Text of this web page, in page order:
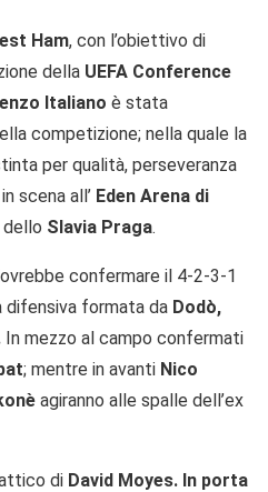
Ham, con l’obiettivo di
della UEFA Conference
Italiano è stata
competizione; nella quale la
per qualità, perseveranza
scena all’ Eden Arena di
Slavia Praga.
confermare il 4-2-3-1
difensiva formata da Dodò,
In mezzo al campo confermati
; mentre in avanti Nico
agiranno alle spalle dell’ex
di David Moyes. In porta